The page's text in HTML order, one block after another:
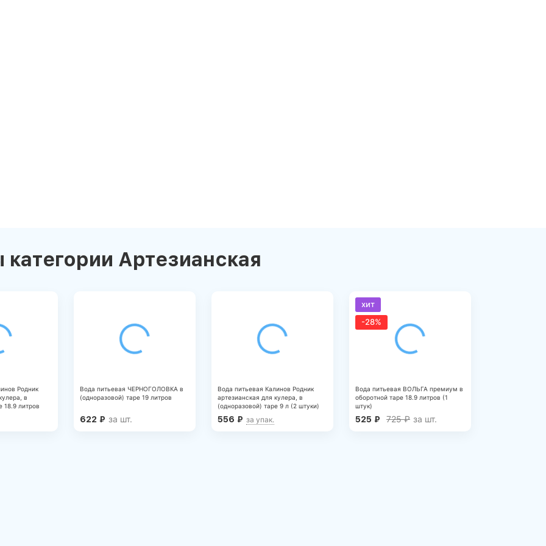
Артезианская
Родник
в
18.9 литров
Вода питьевая ЧЕРНОГОЛОВКА в
(одноразовой) таре 19 литров
622 ₽ за шт.
Вода питьевая Калинов Родник
артезианская для кулера, в
(одноразовой) таре 9 л (2 штуки)
556 ₽ за упак.
хит
-28%
Вода питьевая ВОЛЬГА премиум в
оборотной таре 18.9 литров (1
штук)
525 ₽ 725₽ за шт.